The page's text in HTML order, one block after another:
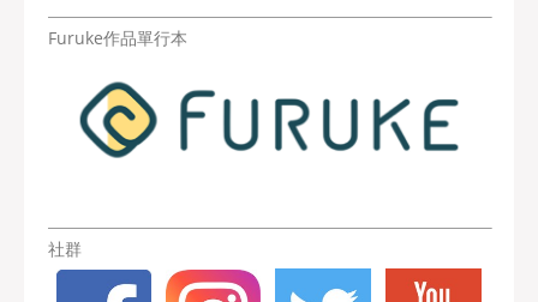
Furuke作品單行本
社群